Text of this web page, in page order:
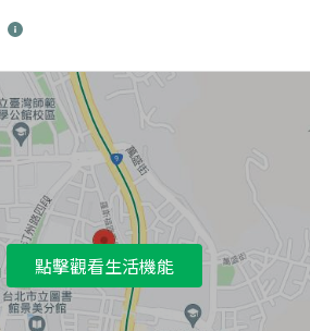
點擊觀看生活機能